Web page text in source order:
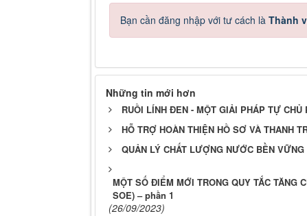
Bạn cần đăng nhập với tư cách là Thành
Những tin mới hơn
RUỒI LÍNH ĐEN - MỘT GIẢI PHÁP TỰ
HỖ TRỢ HOÀN THIỆN HỒ SƠ VÀ THANH
QUẢN LÝ CHẤT LƯỢNG NƯỚC BỀN VỮNG
MỘT SỐ ĐIỂM MỚI TRONG QUY TẮC TĂNG
SOE) – phần 1
(26/09/2023)